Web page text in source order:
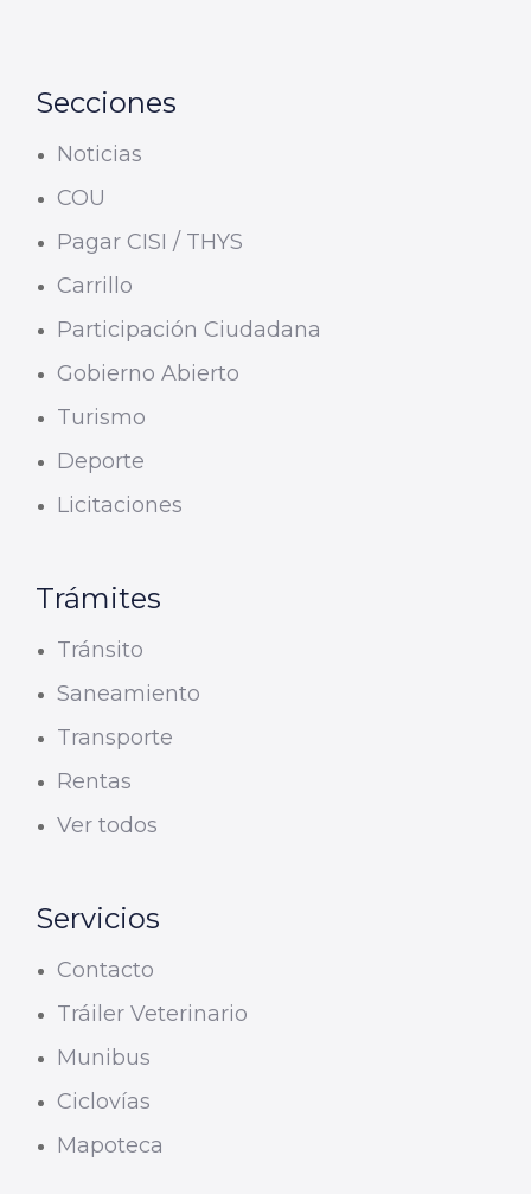
Secciones
Noticias
COU
Pagar CISI / THYS
Carrillo
Participación Ciudadana
Gobierno Abierto
Turismo
Deporte
Licitaciones
Trámites
Tránsito
Saneamiento
Transporte
Rentas
Ver todos
Servicios
Contacto
Tráiler Veterinario
Munibus
Ciclovías
Mapoteca